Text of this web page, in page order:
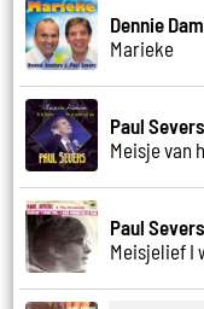
Dennie
Marieke
Paul Severs
Meisje van
Paul
Meisjelief I